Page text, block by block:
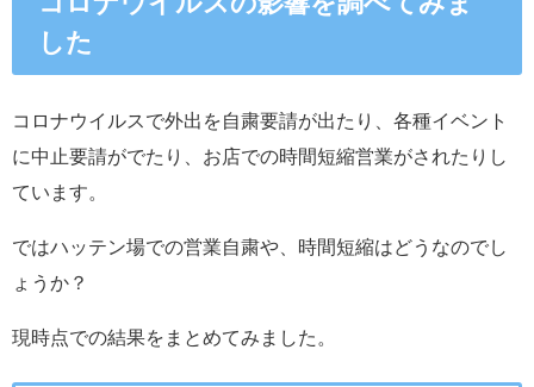
した
コロナウイルスで外出を自粛要請が出たり、各種イベント
に中止要請がでたり、お店での時間短縮営業がされたりし
ています。
ではハッテン場での営業自粛や、時間短縮はどうなのでし
ょうか？
現時点での結果をまとめてみました。